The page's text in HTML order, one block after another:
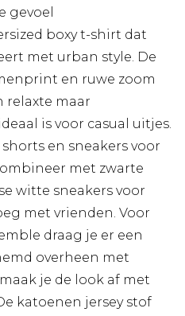
gevoel
boxy t-shirt dat
met urban style. De
en ruwe zoom
relaxte maar
is voor casual uitjes.
en sneakers voor
met zwarte
witte sneakers voor
met vrienden. Voor
draag je er een
overheen met
je de look af met
katoenen jersey stof